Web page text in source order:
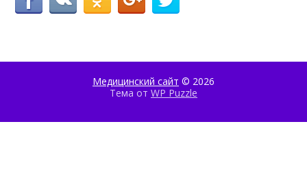
Медицинский сайт © 2026
Тема от WP Puzzle